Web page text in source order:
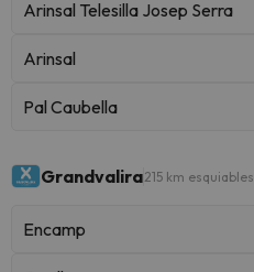
Arinsal Telesilla Josep Serra
Arinsal
Pal Caubella
Grandvalira215 km esquiables
Encamp